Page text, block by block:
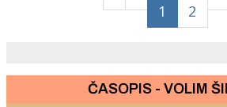
1 2
ČASOPIS - VOLIM